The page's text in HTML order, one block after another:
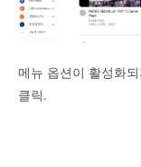
메뉴 옵션이 활성화
클릭.